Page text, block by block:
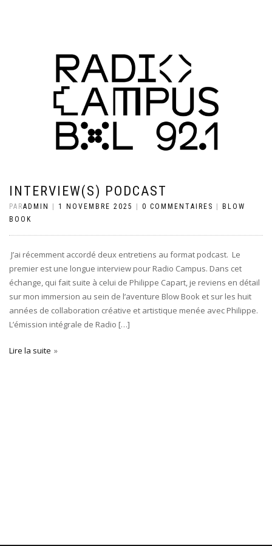
INTERVIEW(S) PODCAST
PARADMIN 1 NOVEMBRE 2025 0 COMMENTAIRES
BLOW
BOOK
J’ai récemment accordé deux entretiens au format podcast. Le
premier est une longue interview pour Radio Campus. Dans cet
échange, qui fait suite à celui de Philippe Capart, je reviens en détail
sur mon immersion au sein de l’aventure Blow Book et sur les huit
années de collaboration créative et artistique menée avec Philippe.
L’émission intégrale de Radio […]
Lire la suite